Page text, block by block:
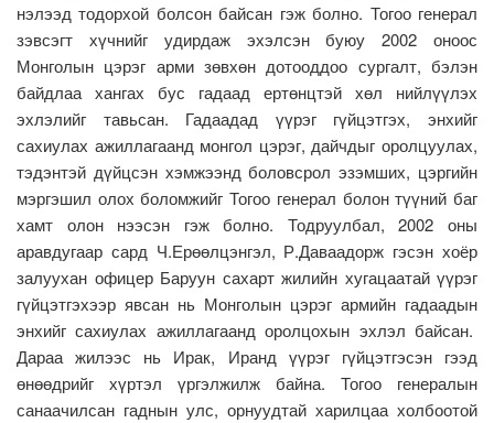
нэлээд тодорхой болсон байсан гэж болно. Тогоо генерал
зэвсэгт хүчнийг удирдаж эхэлсэн буюу 2002 оноос
Монголын цэрэг арми зөвхөн дотооддоо сургалт, бэлэн
байдлаа хангах бус гадаад ертөнцтэй хөл нийлүүлэх
эхлэлийг тавьсан. Гадаадад үүрэг гүйцэтгэх, энхийг
сахиулах ажиллагаанд монгол цэрэг, дайчдыг оролцуулах,
тэдэнтэй дүйцсэн хэмжээнд боловсрол эзэмших, цэргийн
мэргэшил олох боломжийг Тогоо генерал болон түүний баг
хамт олон нээсэн гэж болно. Тодруулбал, 2002 оны
аравдугаар сард Ч.Ерөөлцэнгэл, Р.Даваадорж гэсэн хоёр
залуухан офицер Баруун сахарт жилийн хугацаатай үүрэг
гүйцэтгэхээр явсан нь Монголын цэрэг армийн гадаадын
энхийг сахиулах ажиллагаанд оролцохын эхлэл байсан.
Дараа жилээс нь Ирак, Иранд үүрэг гүйцэтгэсэн гээд
өнөөдрийг хүртэл үргэлжилж байна. Тогоо генералын
санаачилсан гаднын улс, орнуудтай харилцаа холбоотой